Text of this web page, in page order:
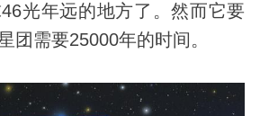
光年远的地方了。然而它要
团需要25000年的时间。